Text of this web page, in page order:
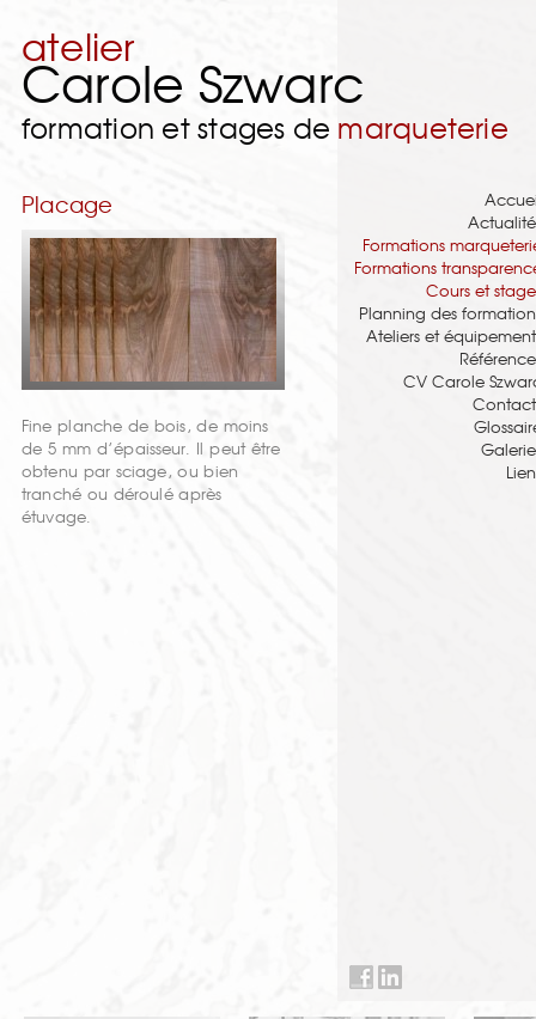
atelier
Carole Szwarc
formation et stages de marqueterie
Placage
Fine planche de bois, de moins
de 5 mm d’épaisseur. Il peut être
obtenu par sciage, ou bien
tranché ou déroulé après
étuvage.
Formations
Formations
Cours et
Planning des
Ateliers et
CV Carole